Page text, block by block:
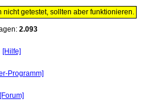
nicht getestet, sollten aber funktionieren.
2.093
[Hilfe]
Programm]
[Forum]